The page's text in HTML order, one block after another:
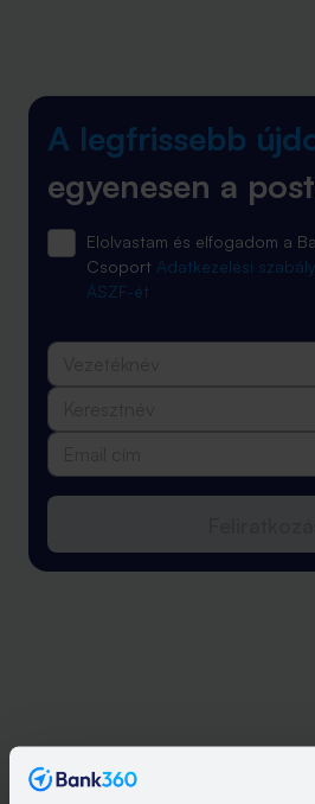
A legfrissebb
egyenesen a
Elolvastam és elfogadom a
Csoport Adatkezelési
ÁSZF-ét